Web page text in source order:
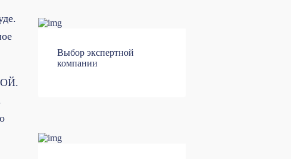
Выбор экспертной
компании